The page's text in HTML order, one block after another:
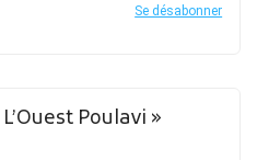
Se désabonner
Poulavi »